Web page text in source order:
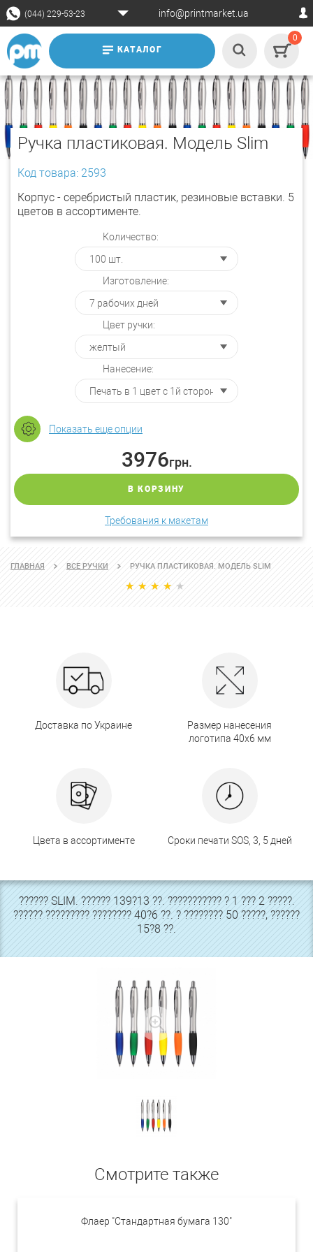
(044) 229-53-23 info@printmarket.ua
КАТАЛОГ
0
Ручка пластиковая. Модель Slim
Код товара: 2593
Корпус - серебристый пластик, резиновые вставки. 5
цветов в ассортименте.
Количество:
Изготовление:
Цвет ручки:
Нанесение:
Показать еще опции
3976грн.
В КОРЗИНУ
Требования к макетам
ГЛАВНАЯ ВСЕ РУЧКИ РУЧКА ПЛАСТИКОВАЯ. МОДЕЛЬ SLIM
Доставка по Украине
Размер нанесения
логотипа 40х6 мм
Цвета в ассортименте Сроки печати SOS, 3, 5 дней
?????? SLIM. ?????? 139?13 ??. ??????????? ? 1 ??? 2 ?????.
?????? ????????? ???????? 40?6 ??. ? ???????? 50 ?????, ??????
15?8 ??.
Смотрите также
Флаер "Стандартная бумага 130"